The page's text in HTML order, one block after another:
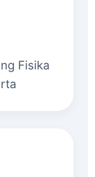
Fisika